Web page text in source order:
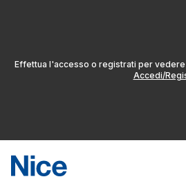
Effettua l'accesso o registrati per
Accedi/